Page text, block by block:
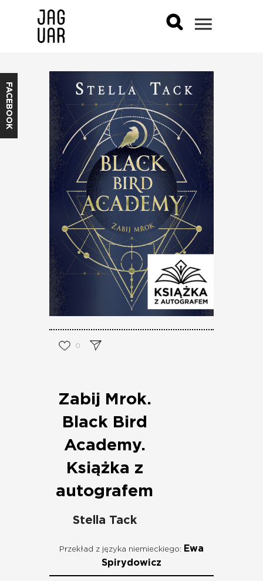
FACEBOOK
0
Zabij Mrok.
Black Bird
Academy.
Książka z
autografem
Stella Tack
Przekład z języka niemieckiego:
Ewa
Spirydowicz